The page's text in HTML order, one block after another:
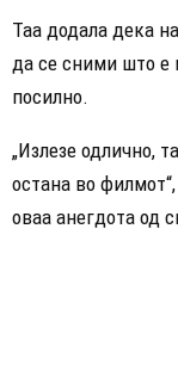
Таа додала дека
да се сними што е
посилно.
„Излезе одлично,
остана во
оваа анегдота од